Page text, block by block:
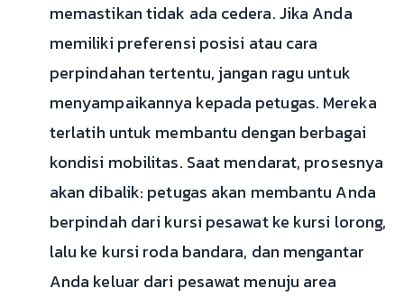
memastikan tidak ada cedera. Jika Anda
memiliki preferensi posisi atau cara
perpindahan tertentu, jangan ragu untuk
menyampaikannya kepada petugas. Mereka
terlatih untuk membantu dengan berbagai
kondisi mobilitas. Saat mendarat, prosesnya
akan dibalik: petugas akan membantu Anda
berpindah dari kursi pesawat ke kursi lorong,
lalu ke kursi roda bandara, dan mengantar
Anda keluar dari pesawat menuju area